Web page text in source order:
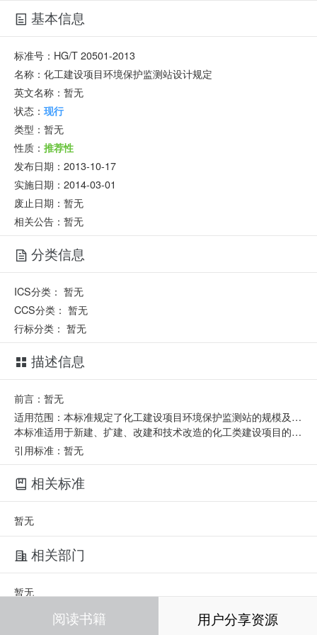
基本信息
标准号： HG/T 20501-2013
名称： 化工建设项目环境保护监测站设计规定
英文名称： 暂无
状态： 现行
类型： 暂无
性质： 推荐性
发布日期： 2013-10-17
实施日期： 2014-03-01
废止日期： 暂无
相关公告：暂无
分类信息
ICS分类： 暂无
CCS分类： 暂无
行标分类： 暂无
描述信息
前言：暂无
适用范围：本标准规定了化工建设项目环境保护监测站的规模及定员，总体布置，平面布置，基本要求，基本仪器配置等要求。
本标准适用于新建、扩建、改建和技术改造的化工类建设项目的环境保护监测站的设计通用要求。
引用标准：暂无
相关标准
暂无
相关部门
暂无
相关人员
阅读书籍 用户分享资源